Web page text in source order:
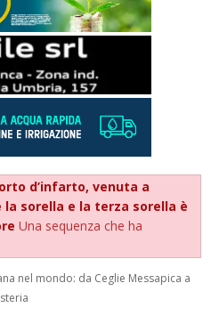
d’infarto, venuta a
la sorella e la terza sorella è
Una sequenza che ha
nel mondo: da Ceglie Messapica a